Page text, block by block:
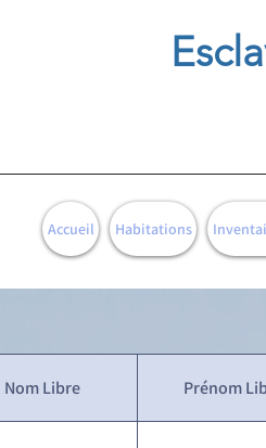
Accueil Habitations
Nom Libre Prénom